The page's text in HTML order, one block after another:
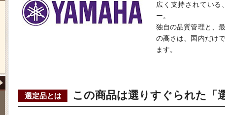
広く支持されている
ー。
独自の品質管理と、
の高さは、国内だけ
ます。
選定品とは この商品は選りすぐられた「